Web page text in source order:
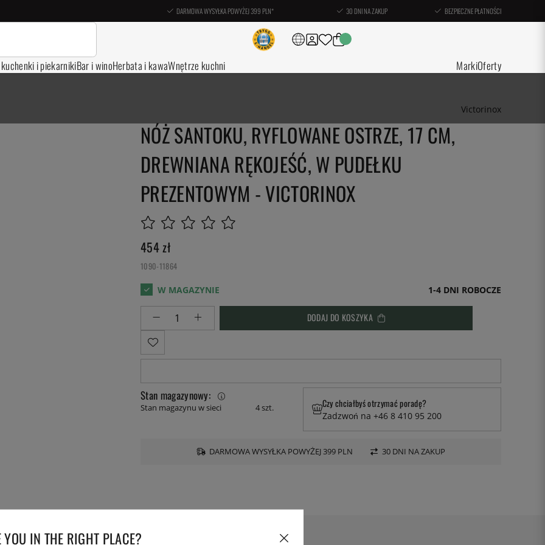
DARMOWA WYSYŁKA POWYŻEJ 399 PLN* 30 DNI NA ZAKUP BEZPIECZNE PŁATNOŚCI
i piekarnikiBar i winoHerbata i kawaWnętrze kuchni MarkiOferty
Victorinox
NÓŻ SANTOKU, RYFLOWANE OSTRZE, 17 CM,
DREWNIANA RĘKOJEŚĆ, W PUDEŁKU
PREZENTOWYM - VICTORINOX
454zł
1090-11864
1-4 DNI ROBOCZE
DODAJ DO KOSZYKA
Stan magazynowy:
Stan magazynu w sieci 4 szt. Czy chciałbyś otrzymać poradę?
Zadzwoń na +46 8 410 95 200
DARMOWA WYSYŁKA POWYŻEJ 399 PLN 30 DNI NA ZAKUP
YOU IN THE RIGHT PLACE?